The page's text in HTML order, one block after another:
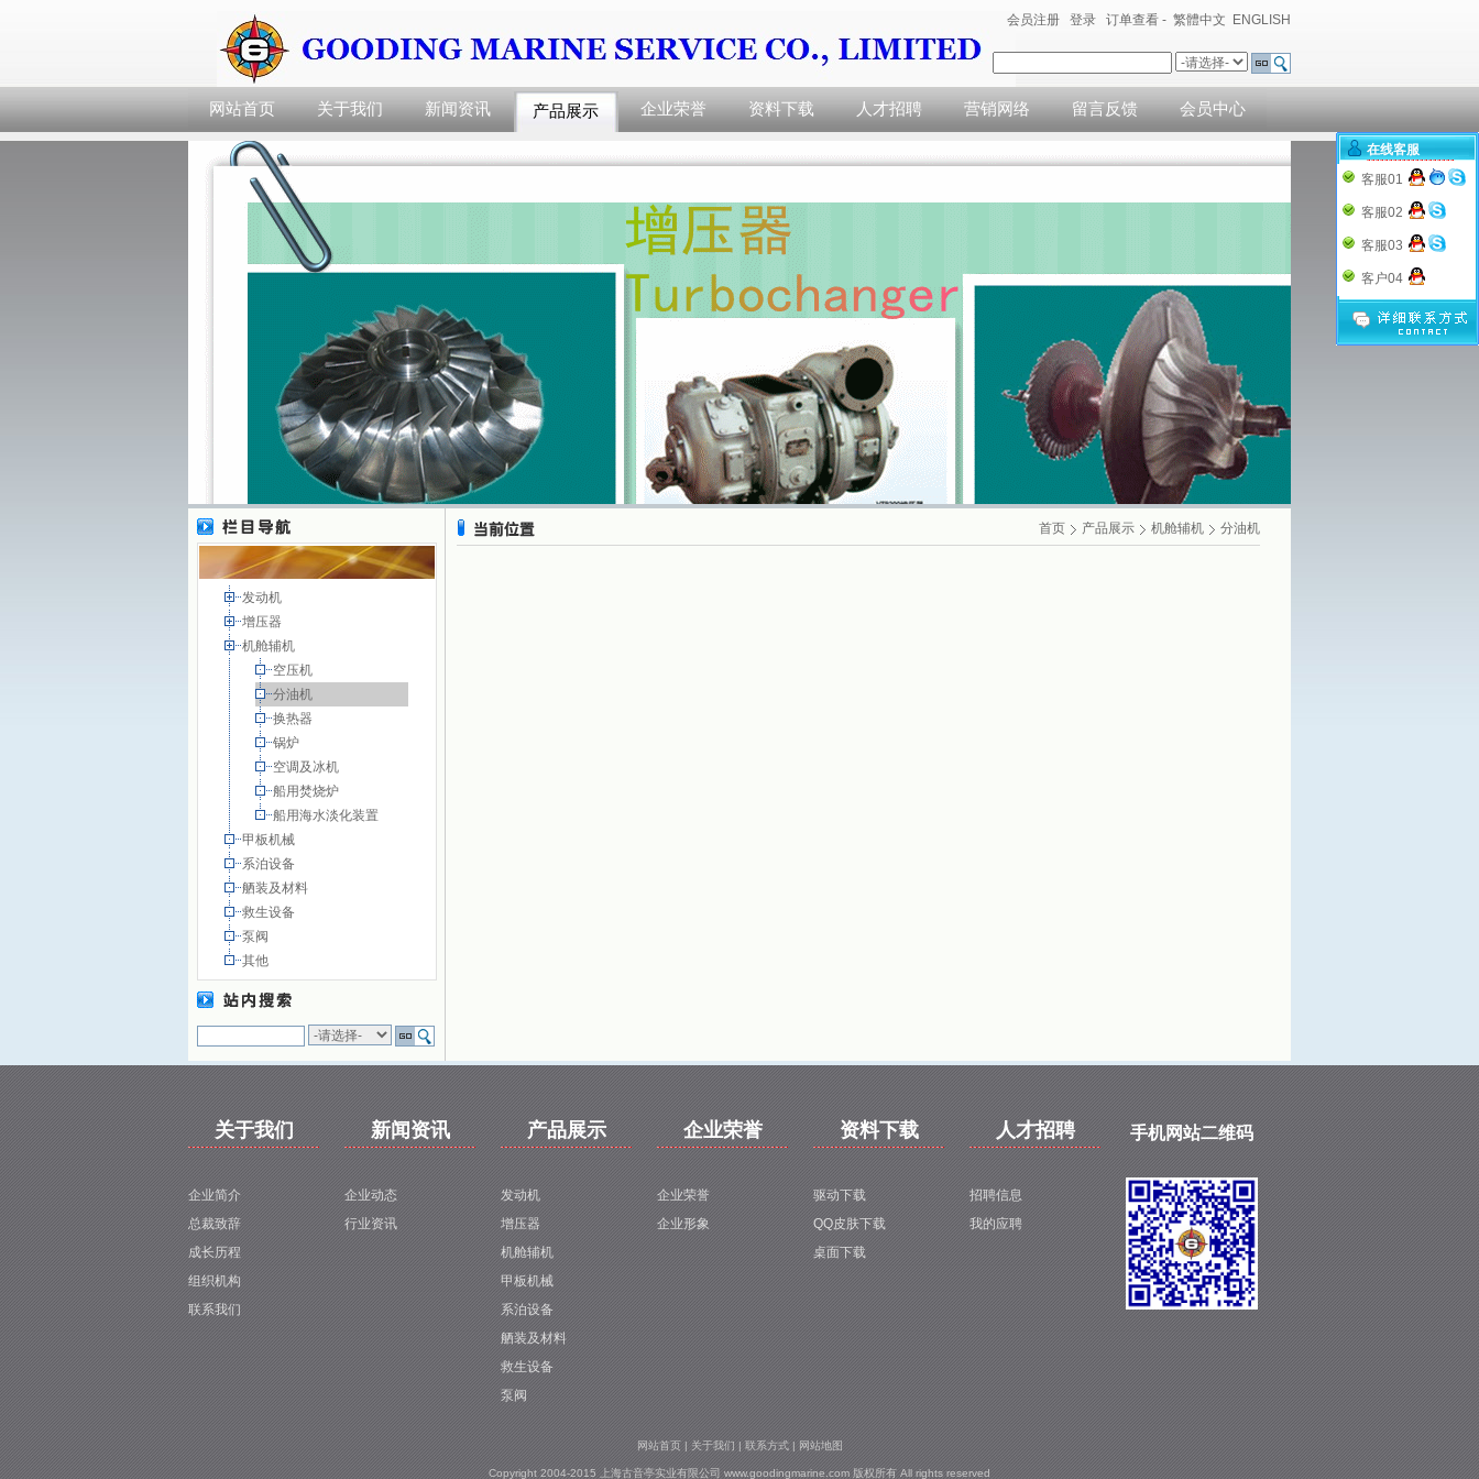
会员注册 登录 订单查看 - 繁體中文 ENGLISH
网站首页 关于我们 新闻资讯 产品展示 企业荣誉 资料下载 人才招聘 营销网络 留言反馈 会员中心
发动机
增压器
机舱辅机
空压机
分油机
换热器
锅炉
空调及冰机
船用焚烧炉
船用海水淡化装置
甲板机械
系泊设备
舾装及材料
救生设备
泵阀
其他
首页 产品展示 机舱辅机 分油机
关于我们
企业简介
总裁致辞
成长历程
组织机构
联系我们
新闻资讯
企业动态
行业资讯
产品展示
发动机
增压器
机舱辅机
甲板机械
系泊设备
舾装及材料
救生设备
泵阀
企业荣誉
企业荣誉
企业形象
资料下载
驱动下载
QQ皮肤下载
桌面下载
人才招聘
招聘信息
我的应聘
手机网站二维码
网站首页| 关于我们 | 联系方式| 网站地图
Copyright 2004-2015 上海古音亭实业有限公司 www.goodingmarine.com 版权所有 All rights reserved
在线客服
客服01
客服02
客服03
客户04